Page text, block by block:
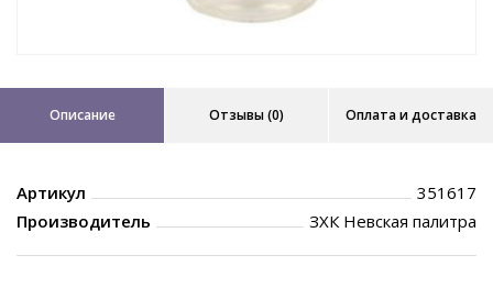
Описание Отзывы (0) Оплата и доставка
Артикул
351617
Производитель
ЗХК Невская палитра